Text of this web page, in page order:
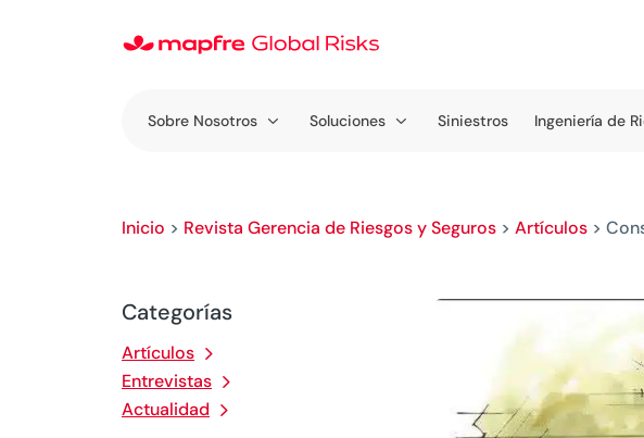
Sobre Nosotros Soluciones Siniestros Ingeniería de
Inicio > Revista Gerencia de Riesgos y Seguros > Artículos >
Categorías
Artículos
Entrevistas
Actualidad